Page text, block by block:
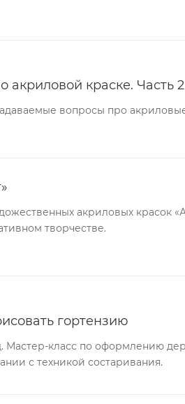
краске. Часть 2
вопросы про
акриловых красок
творчестве.
гортензию
Мастер-класс по оформлению
с техникой состаривания.